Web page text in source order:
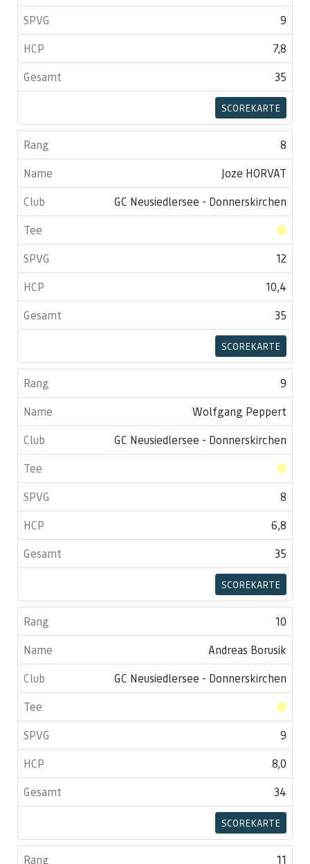
9
7,8
35
SCOREKARTE
8
Joze HORVAT
GC Neusiedlersee - Donnerskirchen
12
10,4
35
SCOREKARTE
9
Wolfgang Peppert
GC Neusiedlersee - Donnerskirchen
8
6,8
35
SCOREKARTE
10
Andreas Borusik
GC Neusiedlersee - Donnerskirchen
9
8,0
34
SCOREKARTE
11